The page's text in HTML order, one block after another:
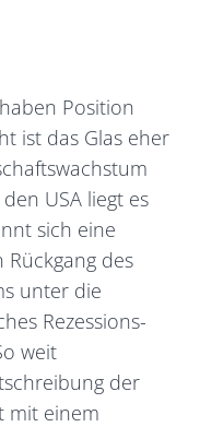
Position
ist das Glas eher
USA liegt es
sich eine
des
unter die
Rezessions-
weit
der
mit einem